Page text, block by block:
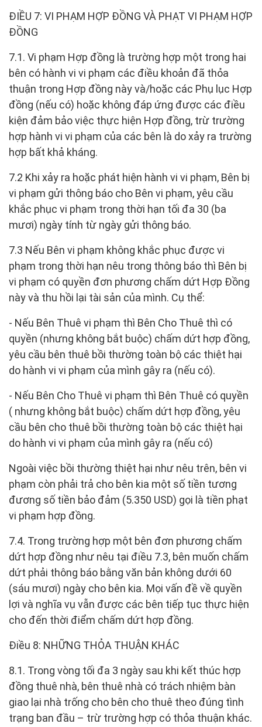
ĐIỀU 7: VI PHẠM HỢP ĐỒNG VÀ PHẠT VI PHẠM HỢP
ĐỒNG
7.1. Vi phạm Hợp đồng là trường hợp một trong hai
bên có hành vi vi phạm các điều khoản đã thỏa
thuận trong Hợp đồng này và/hoặc các Phụ lục Hợp
đồng (nếu có) hoặc không đáp ứng được các điều
kiện đảm bảo việc thực hiện Hợp đồng, trừ trường
hợp hành vi vi phạm của các bên là do xảy ra trường
hợp bất khả kháng.
7.2 Khi xảy ra hoặc phát hiện hành vi vi phạm, Bên bị
vi phạm gửi thông báo cho Bên vi phạm, yêu cầu
khắc phục vi phạm trong thời hạn tối đa 30 (ba
mươi) ngày tính từ ngày gửi thông báo.
7.3 Nếu Bên vi phạm không khắc phục được vi
phạm trong thời hạn nêu trong thông báo thì Bên bị
vi phạm có quyền đơn phương chấm dứt Hợp Đồng
này và thu hồi lại tài sản của mình. Cụ thể:
- Nếu Bên Thuê vi phạm thì Bên Cho Thuê thì có
quyền (nhưng không bắt buộc) chấm dứt hợp đồng,
yêu cầu bên thuê bồi thường toàn bộ các thiệt hại
do hành vi vi phạm của mình gây ra (nếu có).
- Nếu Bên Cho Thuê vi phạm thì Bên Thuê có quyền
( nhưng không bắt buộc) chấm dứt hợp đồng, yêu
cầu bên cho thuê bồi thường toàn bộ các thiệt hại
do hành vi vi phạm của mình gây ra (nếu có)
Ngoài việc bồi thường thiệt hại như nêu trên, bên vi
phạm còn phải trả cho bên kia một số tiền tương
đương số tiền bảo đảm (5.350 USD) gọi là tiền phạt
vi phạm hợp đồng.
7.4. Trong trường hợp một bên đơn phương chấm
dứt hợp đồng như nêu tại điều 7.3, bên muốn chấm
dứt phải thông báo bằng văn bản không dưới 60
(sáu mươi) ngày cho bên kia. Mọi vấn đề về quyền
lợi và nghĩa vụ vẫn được các bên tiếp tục thực hiện
cho đến thời điểm chấm dứt hợp đồng.
Điều 8: NHỮNG THỎA THUẬN KHÁC
8.1. Trong vòng tối đa 3 ngày sau khi kết thúc hợp
đồng thuê nhà, bên thuê nhà có trách nhiệm bàn
giao lại nhà trống cho bên cho thuê theo đúng tình
trạng ban đầu – trừ trường hợp có thỏa thuận khác.